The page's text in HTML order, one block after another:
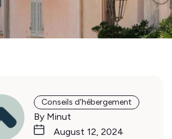
Conseils d'hébergement
By Minut
August 12, 2024